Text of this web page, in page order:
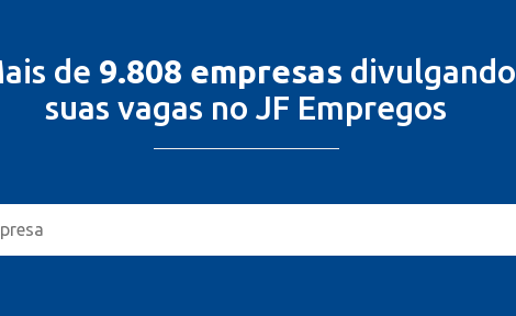
de 9.808 empresas divulgando
suas vagas no JF Empregos